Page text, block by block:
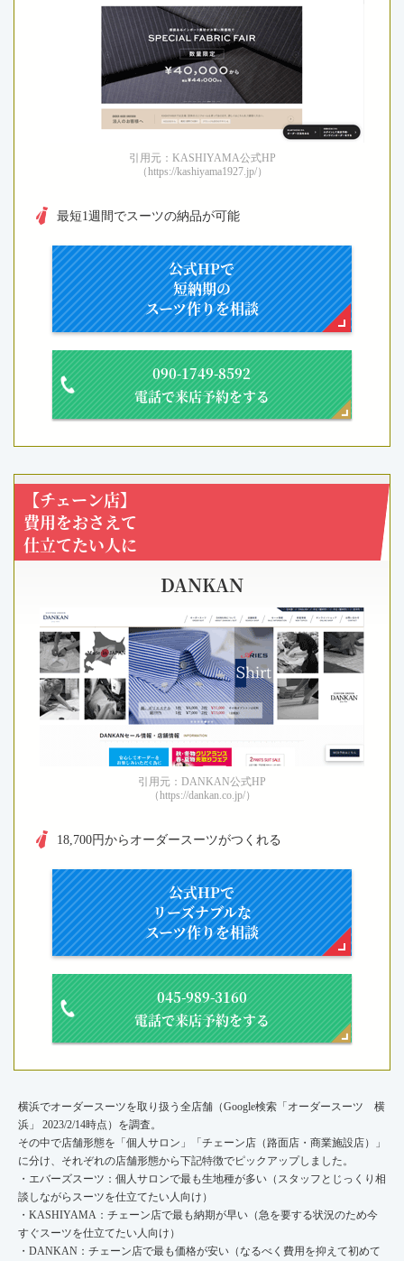
引用元：KASHIYAMA公式HP
（https://kashiyama1927.jp/）
最短1週間でスーツの納品が可能
公式HPで
短納期の
スーツ作りを相談
090-1749-8592
電話で来店予約をする
【チェーン店】
費用をおさえて
仕立てたい人に
DANKAN
引用元：DANKAN公式HP
（https://dankan.co.jp/）
18,700円からオーダースーツがつくれる
公式HPで
リーズナブルな
スーツ作りを相談
045-989-3160
電話で来店予約をする
横浜でオーダースーツを取り扱う全店舗（Google検索「オーダースーツ 横
浜」 2023/2/14時点）を調査。
その中で店舗形態を「個人サロン」「チェーン店（路面店・商業施設店）」
に分け、それぞれの店舗形態から下記特徴でピックアップしました。
・エバーズスーツ：個人サロンで最も生地種が多い（スタッフとじっくり相
談しながらスーツを仕立てたい人向け）
・KASHIYAMA：チェーン店で最も納期が早い（急を要する状況のため今
すぐスーツを仕立てたい人向け）
・DANKAN：チェーン店で最も価格が安い（なるべく費用を抑えて初めて